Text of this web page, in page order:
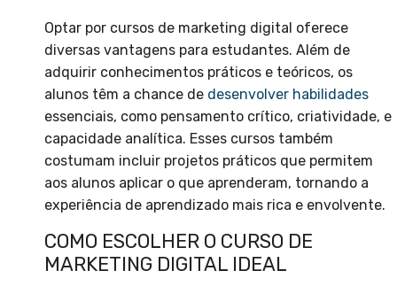
Optar por cursos de marketing digital oferece
diversas vantagens para estudantes. Além de
adquirir conhecimentos práticos e teóricos, os
alunos têm a chance de desenvolver habilidades
essenciais, como pensamento crítico, criatividade, e
capacidade analítica. Esses cursos também
costumam incluir projetos práticos que permitem
aos alunos aplicar o que aprenderam, tornando a
experiência de aprendizado mais rica e envolvente.
COMO ESCOLHER O CURSO DE
MARKETING DIGITAL IDEAL